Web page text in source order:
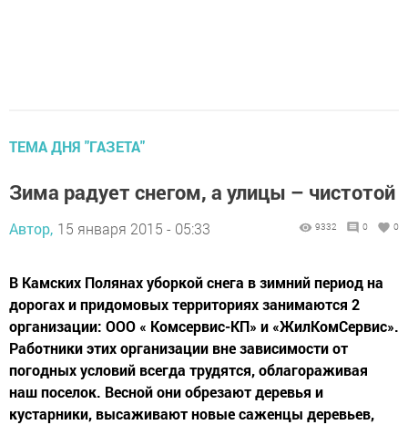
ТЕМА ДНЯ "ГАЗЕТА"
Зима радует снегом, а улицы – чистотой
Автор, 15 января 2015 - 05:33 9332 0 0
В Камских Полянах уборкой снега в зимний период на
дорогах и придомовых территориях занимаются 2
организации: ООО « Комсервис-КП» и «ЖилКомСервис».
Работники этих организации вне зависимости от
погодных условий всегда трудятся, облагораживая
наш поселок. Весной они обрезают деревья и
кустарники, высаживают новые саженцы деревьев,